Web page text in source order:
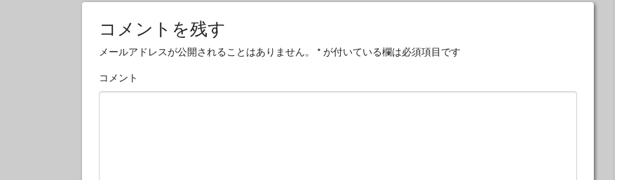
コメントを残す
メールアドレスが公開されることはありません。 * が付いている欄は必須項目です
コメント